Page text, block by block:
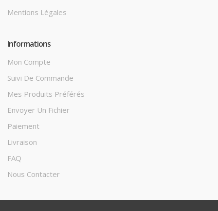
Mentions Légales
Informations
Mon Compte
Suivi De Commande
Mes Produits Préférés
Envoyer Un Fichier
Paiement
Livraison
FAQ
Nous Contacter